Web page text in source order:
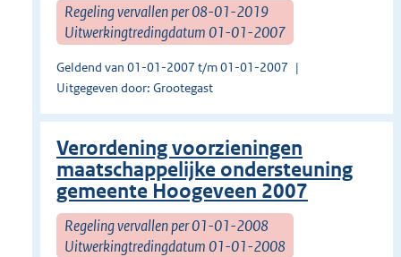
Regeling vervallen per 08-01-2019
Uitwerkingtredingdatum 01-01-2007
Geldend van 01-01-2007 t/m 01-01-2007
Uitgegeven door: Grootegast
Verordening voorzieningen
maatschappelijke ondersteuning
gemeente Hoogeveen 2007
Regeling vervallen per 01-01-2008
Uitwerkingtredingdatum 01-01-2008